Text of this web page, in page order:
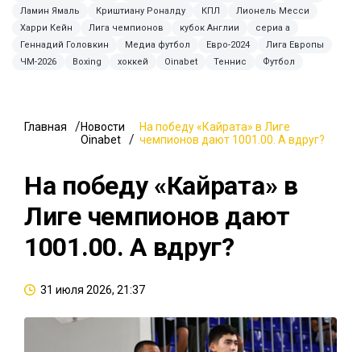
Ламин Ямаль
Криштиану Роналду КПЛ
Лионель Месси
Харри Кейн
Лига чемпионов кубок Англии
сериа а
Геннадий Головкин
Медиа футбол Евро-2024
Лига Европы
ЧМ-2026
Boxing хоккей Oinabet Теннис Футбол
Главная
Новости
Oinabet
На победу «Кайрата» в Лиге
чемпионов дают 1001.00. А вдруг?
На победу «Кайрата» в
Лиге чемпионов дают
1001.00. А вдруг?
31 июля 2026, 21:37